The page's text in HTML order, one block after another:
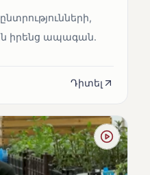
իրենց ապագան.
Դիտել